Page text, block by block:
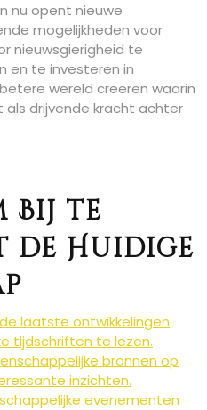
nu opent nieuwe
mogelijkheden voor
nieuwsgierigheid te
en te investeren in
wereld creëren waarin
drijvende kracht achter
Bij te
de Huidige
laatste ontwikkelingen
tijdschriften te lezen.
bronnen op
inzichten.
evenementen